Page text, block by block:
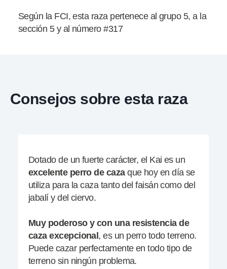
Según la FCI, esta raza pertenece al grupo 5, a la
sección 5 y al número #317
Consejos sobre esta raza
Dotado de un fuerte carácter, el Kai es un
excelente perro de cazaque hoy en día se
utiliza para la caza tanto del faisán como del
jabalí y del ciervo.
Muy poderoso y con una resistencia de
caza excepcional, es un perro todo terreno.
Puede cazar perfectamente en todo tipo de
terreno sin ningún problema.